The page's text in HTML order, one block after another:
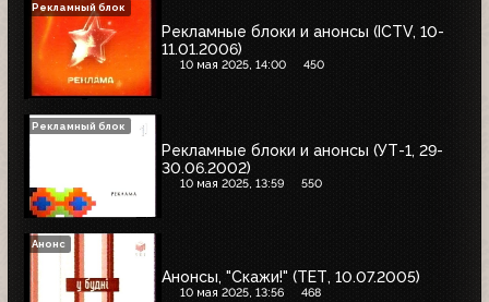
Рекламные блоки и анонсы (ICTV, 10-
11.01.2006)
10 мая 2025, 14:00 450
Рекламный блок
Рекламные блоки и анонсы (УТ-1, 29-
30.06.2002)
10 мая 2025, 13:59 550
Рекламный блок
Анонсы, "Скажи!" (ТЕТ, 10.07.2005)
10 мая 2025, 13:56 468
Анонс